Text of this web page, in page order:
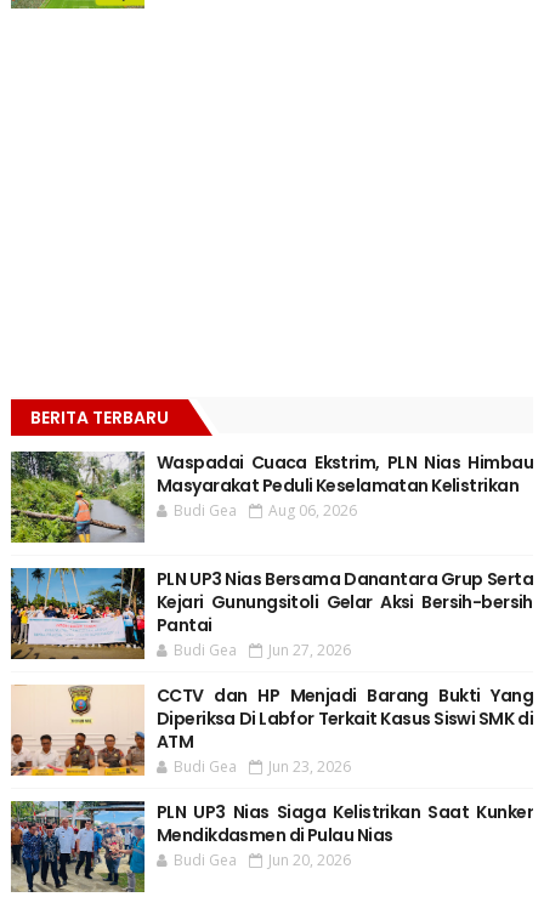
BERITA TERBARU
Waspadai Cuaca Ekstrim, PLN Nias Himbau
Masyarakat Peduli Keselamatan Kelistrikan
Budi Gea Aug 06, 2026
PLN UP3 Nias Bersama Danantara Grup Serta
Kejari Gunungsitoli Gelar Aksi Bersih-bersih
Pantai
Budi Gea Jun 27, 2026
CCTV dan HP Menjadi Barang Bukti Yang
Diperiksa Di Labfor Terkait Kasus Siswi SMK di
ATM
Budi Gea Jun 23, 2026
PLN UP3 Nias Siaga Kelistrikan Saat Kunker
Mendikdasmen di Pulau Nias
Budi Gea Jun 20, 2026